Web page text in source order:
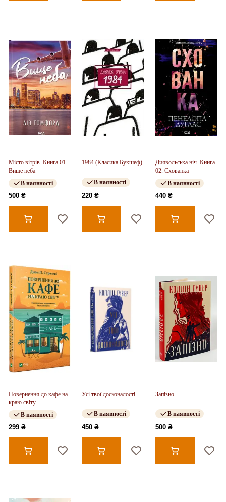
Місто вітрів. Книга 01.
Вище неба
В наявності
500 ₴
1984 (Класика Букшеф)
В наявності
220 ₴
Диявольська ніч. Книга
02. Схованка
В наявності
440 ₴
Повернення до кафе на
краю світу
В наявності
299 ₴
Усі твої досконалості
В наявності
450 ₴
Запізно
В наявності
500 ₴